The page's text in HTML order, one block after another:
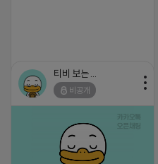
https://m.blog.naver.com/
recommendTrackingCode=0
비공개